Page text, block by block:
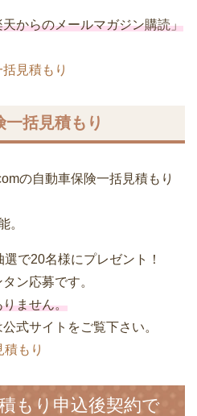
天からのメールマガジン購読」
見積もり
括見積もり
の自動車保険一括見積もり
。
で20名様にプレゼント！
ン応募です。
ません。
式サイトをご覧下さい。
もり
もり申込後契約で